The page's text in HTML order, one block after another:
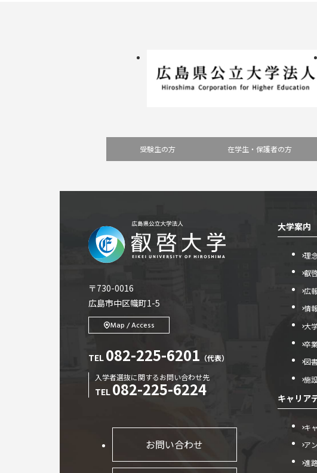
受験生の方 在学生・保護者の方
〒730-0016
広島市中区幟町1-5
Map / Access
TEL 082-225-6201 （代表）
入学者選抜に関するお問い合わせ先
TEL 082-225-6224
お問い合わせ
大学案内
理
叡
広
情
大
卒
図
施
キャリア
キ
ア
進